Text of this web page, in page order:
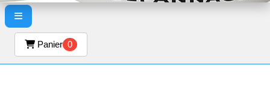
Panier 0